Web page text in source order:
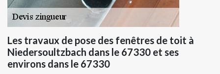
Les travaux de pose des fenêtres de toit à
Niedersoultzbach dans le 67330 et ses
environs dans le 67330